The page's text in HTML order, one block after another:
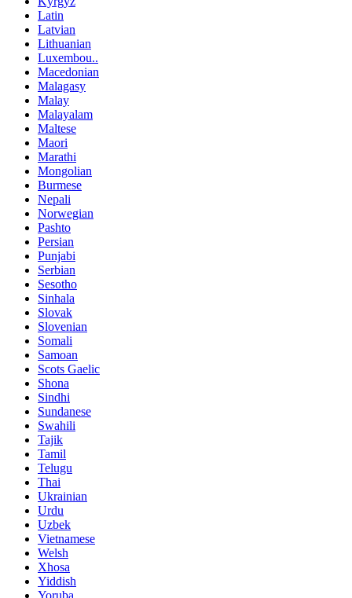
Latin
Latvian
Lithuanian
Luxembou..
Macedonian
Malagasy
Malay
Malayalam
Maltese
Maori
Marathi
Mongolian
Burmese
Nepali
Norwegian
Pashto
Persian
Punjabi
Serbian
Sesotho
Sinhala
Slovak
Slovenian
Somali
Samoan
Scots Gaelic
Shona
Sindhi
Sundanese
Swahili
Tajik
Tamil
Telugu
Thai
Ukrainian
Urdu
Uzbek
Vietnamese
Welsh
Xhosa
Yiddish
Yoruba